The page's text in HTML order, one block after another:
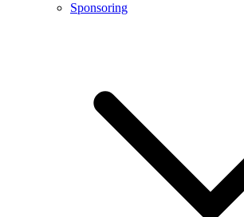
Sponsoring